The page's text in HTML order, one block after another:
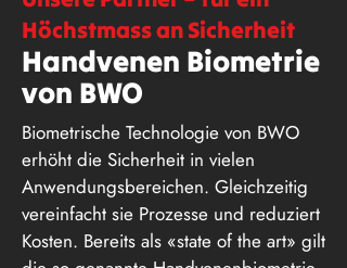
Höchstmass an Sicherheit
Handvenen Biometrie
von BWO
Biometrische Technologie von BWO
erhöht die Sicherheit in vielen
Anwendungsbereichen. Gleichzeitig
vereinfacht sie Prozesse und reduziert
Kosten. Bereits als «state of the art» gilt